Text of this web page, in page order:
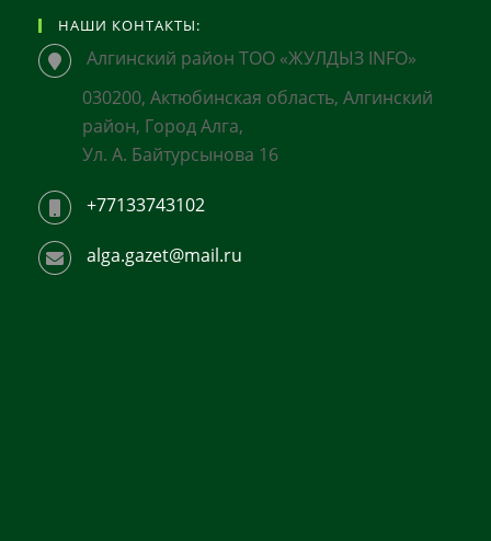
НАШИ КОНТАКТЫ:
Алгинский район ТОО «ЖУЛДЫЗ INFO»
030200, Актюбинская область, Алгинский
район, Город Алга,
Ул. А. Байтурсынова 16
+77133743102
alga.gazet@mail.ru